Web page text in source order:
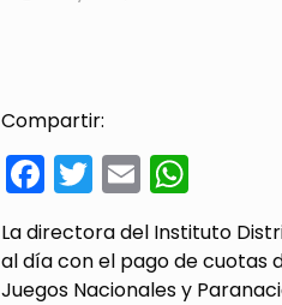
Compartir:
Facebook
Twitter
Email
La directora del Instituto
al día con el pago de cuotas
Juegos Nacionales y